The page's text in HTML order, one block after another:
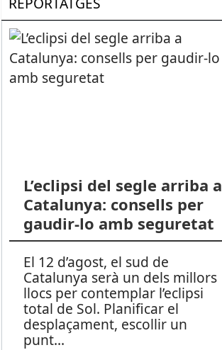
L’eclipsi del segle arriba a
Catalunya: consells per
gaudir-lo amb seguretat
El 12 d’agost, el sud de
Catalunya serà un dels millors
llocs per contemplar l’eclipsi
total de Sol. Planificar el
desplaçament, escollir un
punt...